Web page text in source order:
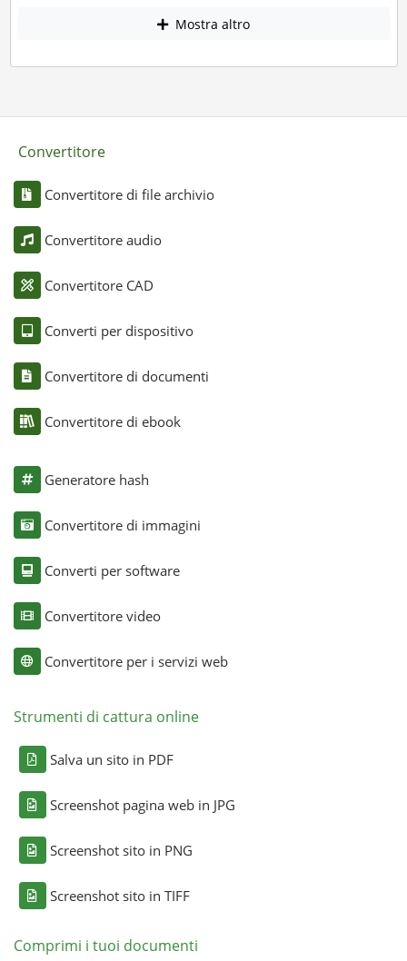
Mostra altro
Convertitore
Convertitore di file archivio
Convertitore audio
Convertitore CAD
Converti per dispositivo
Convertitore di documenti
Convertitore di ebook
Generatore hash
Convertitore di immagini
Converti per software
Convertitore video
Convertitore per i servizi web
Strumenti di cattura online
Salva un sito in PDF
Screenshot pagina web in JPG
Screenshot sito in PNG
Screenshot sito in TIFF
Comprimi i tuoi documenti